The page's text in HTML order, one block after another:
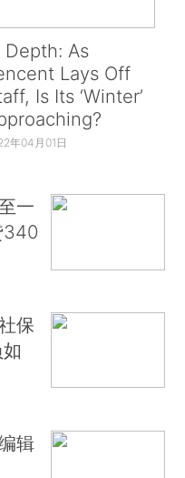
Depth: As
Lays Off
Is Its ‘Winter’
年04月01日
一
340
保
辑